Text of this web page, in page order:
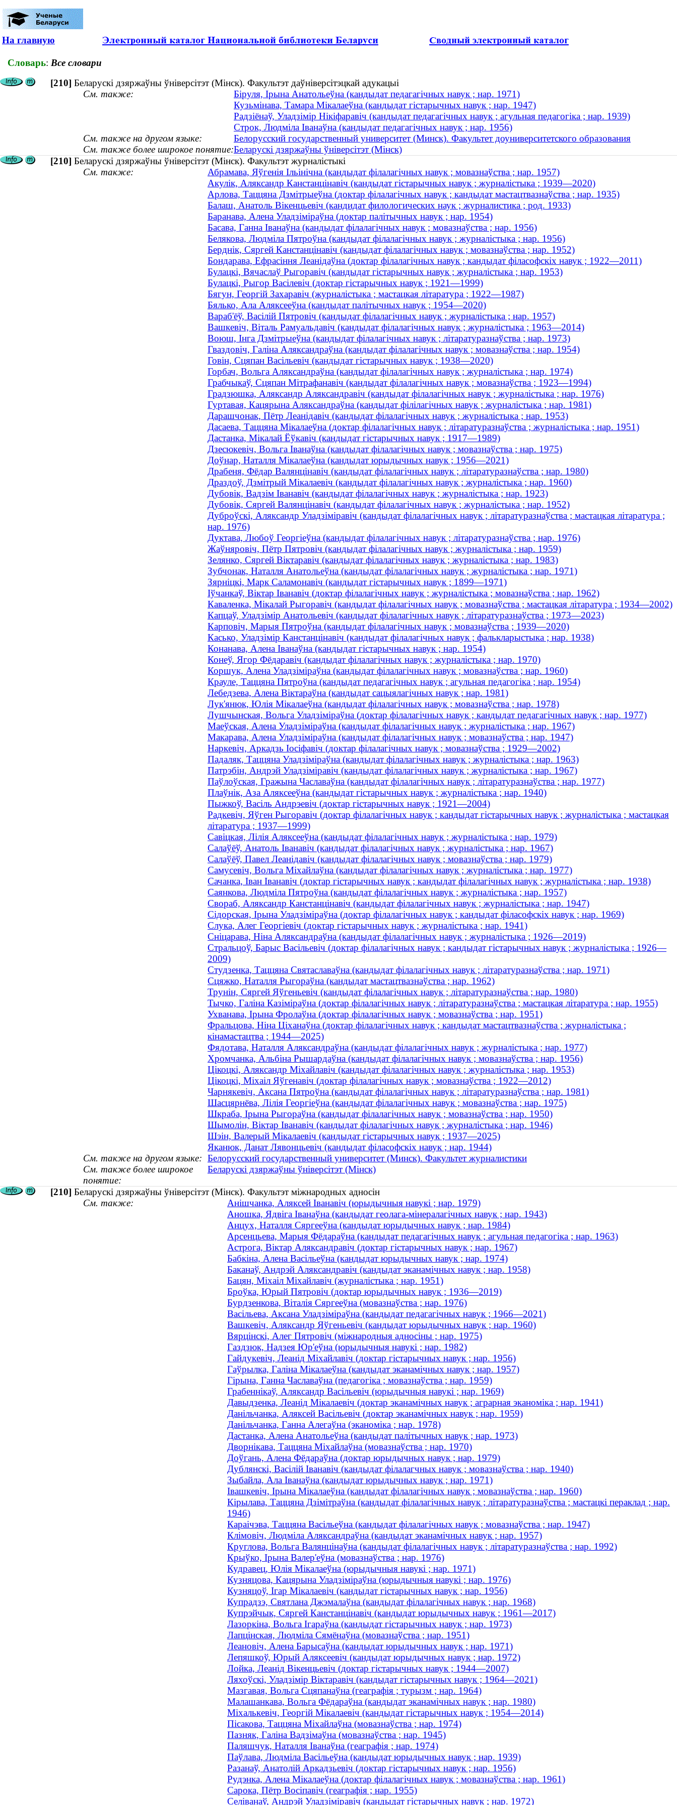
На главную
Словарь: Все словари
[210] Беларускі дзяржаўны ўніверсітэт (Мінск). Факультэт даўніверсітэцкай адукацыі
См. также:
Біруля, Ірына Анатольеўна (кандыдат педагагічных навук ; нар. 1971)
Кузьмінава, Тамара Мікалаеўна (кандыдат гістарычных навук ; нар. 1947)
Радзіёнаў, Уладзімір Нікіфаравіч (кандыдат педагагічных навук ; агульная педагогіка ; нар. 1939)
Строк, Людміла Іванаўна (кандыдат педагагічных навук ; нар. 1956)
См. также на другом языке:
Белорусский государственный университет (Минск). Факультет доуниверситетского образования
См. также более широкое понятие:Беларускі дзяржаўны ўніверсітэт (Мінск)
[210] Беларускі дзяржаўны ўніверсітэт (Мінск). Факультэт журналістыкі
См. также:
Абрамава, Яўгенія Ільінічна (кандыдат філалагічных навук ; мовазнаўства ; нар. 1957)
Акулік, Аляксандр Канстанцінавіч (кандыдат гістарычных навук ; журналістыка ; 1939—2020)
Арлова, Таццяна Дзмітрыеўна (доктар філалагічных навук ; кандыдат мастацтвазнаўства ; нар. 1935)
Балаш, Анатоль Вікенцьевіч (кандидат филологических наук ; журналистика ; род. 1933)
Баранава, Алена Уладзіміраўна (доктар палітычных навук ; нар. 1954)
Басава, Ганна Іванаўна (кандыдат філалагічных навук ; мовазнаўства ; нар. 1956)
Белякова, Людміла Пятроўна (кандыдат філалагічных навук ; журналістыка ; нар. 1956)
Берднік, Сяргей Канстанцінавіч (кандыдат філалагічных навук ; мовазнаўства ; нар. 1952)
Бондарава, Ефрасіння Леанідаўна (доктар філалагічных навук ; кандыдат філасофскіх навук ; 1922—2011)
Булацкі, Вячаслаў Рыгоравіч (кандыдат гістарычных навук ; журналістыка ; нар. 1953)
Булацкі, Рыгор Васілевіч (доктар гістарычных навук ; 1921—1999)
Бягун, Георгій Захаравіч (журналістыка ; мастацкая літаратура ; 1922—1987)
Бялько, Ала Аляксееўна (кандыдат палітычных навук ; 1954—2020)
Вараб'ёў, Васілій Пятровіч (кандыдат філалагічных навук ; журналістыка ; нар. 1957)
Вашкевіч, Віталь Рамуальдавіч (кандыдат філалагічных навук ; журналістыка ; 1963—2014)
Воюш, Інга Дзмітрыеўна (кандыдат філалагічных навук ; літаратуразнаўства ; нар. 1973)
Гваздовіч, Галіна Аляксандраўна (кандыдат філалагічных навук ; мовазнаўства ; нар. 1954)
Говін, Сцяпан Васільевіч (кандыдат гістарычных навук ; 1938—2020)
Горбач, Вольга Аляксандраўна (кандыдат філалагічных навук ; журналістыка ; нар. 1974)
Грабчыкаў, Сцяпан Мітрафанавіч (кандыдат філалагічных навук ; мовазнаўства ; 1923—1994)
Градзюшка, Аляксандр Аляксандравіч (кандыдат філалагічных навук ; журналістыка ; нар. 1976)
Гуртавая, Кацярына Аляксандраўна (кандыдат філілагічных навук ; журналістыка ; нар. 1981)
Дарашчонак, Пётр Леанідавіч (кандыдат філалагічных навук ; журналістыка ; нар. 1953)
Дасаева, Таццяна Мікалаеўна (доктар філалагічных навук ; літаратуразнаўства ; журналістыка ; нар. 1951)
Дастанка, Мікалай Ёўкавіч (кандыдат гістарычных навук ; 1917—1989)
Дзесюкевіч, Вольга Іванаўна (кандыдат філалагічных навук ; мовазнаўства ; нар. 1975)
Доўнар, Наталля Мікалаеўна (кандыдат юрыдычных навук ; 1956—2021)
Драбеня, Фёдар Валянцінавіч (кандыдат філалагічных навук ; літаратуразнаўства ; нар. 1980)
Драздоў, Дзмітрый Мікалаевіч (кандыдат філалагічных навук ; журналістыка ; нар. 1960)
Дубовік, Вадзім Іванавіч (кандыдат філалагічных навук ; журналістыка ; нар. 1923)
Дубовік, Сяргей Валянцінавіч (кандыдат філалагічных навук ; журналістыка ; нар. 1952)
Дуброўскі, Аляксандр Уладзіміравіч (кандыдат філалагічных навук ; літаратуразнаўства ; мастацкая літаратура ;
нар. 1976)
Дуктава, Любоў Георгіеўна (кандыдат філалагічных навук ; літаратуразнаўства ; нар. 1976)
Жаўняровіч, Пётр Пятровіч (кандыдат філалагічных навук ; журналістыка ; нар. 1959)
Зелянко, Сяргей Віктаравіч (кандыдат філалагічных навук ; журналістыка ; нар. 1983)
Зубчонак, Наталля Анатольеўна (кандыдат філалагічных навук ; журналістыка ; нар. 1971)
Зярніцкі, Марк Саламонавіч (кандыдат гістарычных навук ; 1899—1971)
Іўчанкаў, Віктар Іванавіч (доктар філалагічных навук ; журналістыка ; мовазнаўства ; нар. 1962)
Каваленка, Мікалай Рыгоравіч (кандыдат філалагічных навук ; мовазнаўства ; мастацкая літаратура ; 1934—2002)
Капцаў, Уладзімір Анатольевіч (кандыдат філалагічных навук ; літаратуразнаўства ; 1973—2023)
Карповіч, Марыя Пятроўна (кандыдат філалагічных навук ; мовазнаўства ; 1939—2020)
Касько, Уладзімір Канстанцінавіч (кандыдат філалагічных навук ; фалькларыстыка ; нар. 1938)
Конанава, Алена Іванаўна (кандыдат гістарычных навук ; нар. 1954)
Конеў, Ягор Фёдаравіч (кандыдат філалагічных навук ; журналістыка ; нар. 1970)
Коршук, Алена Уладзіміраўна (кандыдат філалагічных навук ; мовазнаўства ; нар. 1960)
Крауле, Таццяна Пятроўна (кандыдат педагагічных навук ; агульная педагогіка ; нар. 1954)
Лебедзева, Алена Віктараўна (кандыдат сацыялагічных навук ; нар. 1981)
Лук'янюк, Юлія Мікалаеўна (кандыдат філалагічных навук ; мовазнаўства ; нар. 1978)
Лушчынская, Вольга Уладзіміраўна (доктар філалагічных навук ; кандыдат педагагічных навук ; нар. 1977)
Маеўская, Алена Уладзіміраўна (кандыдат філалагічных навук ; журналістыка ; нар. 1967)
Макарава, Алена Уладзіміраўна (кандыдат філалагічных навук ; мовазнаўства ; нар. 1947)
Наркевіч, Аркадзь Іосіфавіч (доктар філалагічных навук ; мовазнаўства ; 1929—2002)
Падаляк, Таццяна Уладзіміраўна (кандыдат філалагічных навук ; журналістыка ; нар. 1963)
Патрэбін, Андрэй Уладзіміравіч (кандыдат філалагічных навук ; журналістыка ; нар. 1967)
Паўлоўская, Гражына Чаславаўна (кандыдат філалагічных навук ; літаратуразнаўства ; нар. 1977)
Плаўнік, Аза Аляксееўна (кандыдат гістарычных навук ; журналістыка ; нар. 1940)
Пыжкоў, Васіль Андрэевіч (доктар гістарычных навук ; 1921—2004)
Радкевіч, Яўген Рыгоравіч (доктар філалагічных навук ; кандыдат гістарычных навук ; журналістыка ; мастацкая
літаратура ; 1937—1999)
Савіцкая, Лілія Аляксееўна (кандыдат філалагічных навук ; журналістыка ; нар. 1979)
Салаўёў, Анатоль Іванавіч (кандыдат філалагічных навук ; журналістыка ; нар. 1967)
Салаўёў, Павел Леанідавіч (кандыдат філалагічных навук ; мовазнаўства ; нар. 1979)
Самусевіч, Вольга Міхайлаўна (кандыдат філалагічных навук ; журналістыка ; нар. 1977)
Сачанка, Іван Іванавіч (доктар гістарычных навук ; кандыдат філалагічных навук ; журналістыка ; нар. 1938)
Саянкова, Людміла Пятроўна (кандыдат філалагічных навук ; журналістыка ; нар. 1957)
Свораб, Аляксандр Канстанцінавіч (кандыдат філалагічных навук ; журналістыка ; нар. 1947)
Сідорская, Ірына Уладзіміраўна (доктар філалагічных навук ; кандыдат філасофскіх навук ; нар. 1969)
Слука, Алег Георгіевіч (доктар гістарычных навук ; журналістыка ; нар. 1941)
Сніцарава, Ніна Аляксандраўна (кандыдат філалагічных навук ; журналістыка ; 1926—2019)
Стральцоў, Барыс Васільевіч (доктар філалагічных навук ; кандыдат гістарычных навук ; журналістыка ; 1926—
2009)
Студзенка, Таццяна Святаславаўна (кандыдат філалагічных навук ; літаратуразнаўства ; нар. 1971)
Сцяжко, Наталля Рыгораўна (кандыдат мастацтвазнаўства ; нар. 1962)
Трунін, Сяргей Яўгеньевіч (кандыдат філалагічных навук ; літаратуразнаўства ; нар. 1980)
Тычко, Галіна Казіміраўна (доктар філалагічных навук ; літаратуразнаўства ; мастацкая літаратура ; нар. 1955)
Ухванава, Ірына Фролаўна (доктар філалагічных навук ; мовазнаўства ; нар. 1951)
Фральцова, Ніна Ціханаўна (доктар філалагічных навук ; кандыдат мастацтвазнаўства ; журналістыка ;
кінамастацтва ; 1944—2025)
Фядотава, Наталля Аляксандраўна (кандыдат філалагічных навук ; журналістыка ; нар. 1977)
Хромчанка, Альбіна Рышардаўна (кандыдат філалагічных навук ; мовазнаўства ; нар. 1956)
Цікоцкі, Аляксандр Міхайлавіч (кандыдат філалагічных навук ; журналістыка ; нар. 1953)
Цікоцкі, Міхаіл Яўгенавіч (доктар філалагічных навук ; мовазнаўства ; 1922—2012)
Чарнякевіч, Аксана Пятроўна (кандыдат філалагічных навук ; літаратуразнаўства ; нар. 1981)
Шасцярнёва, Лілія Георгіеўна (кандыдат філалагічных навук ; мовазнаўства ; нар. 1975)
Шкраба, Ірына Рыгораўна (кандыдат філалагічных навук ; мовазнаўства ; нар. 1950)
Шымолін, Віктар Іванавіч (кандыдат філалагічных навук ; журналістыка ; нар. 1946)
Шэін, Валерый Мікалаевіч (кандыдат гістарычных навук ; 1937—2025)
Яканюк, Данат Лявонцьевіч (кандыдат філасофскіх навук ; нар. 1944)
См. также на другом языке: Белорусский государственный университет (Минск). Факультет журналистики
См. также более широкое
понятие:
Беларускі дзяржаўны ўніверсітэт (Мінск)
[210] Беларускі дзяржаўны ўніверсітэт (Мінск). Факультэт міжнародных адносін
См. также:
Анiшчанка, Аляксей Iванавiч (юрыдычныя навукі ; нар. 1979)
Аношка, Ядвiга Іванаўна (кандыдат геолага-мінералагічных навук ; нар. 1943)
Анцух, Наталля Сяргееўна (кандыдат юрыдычных навук ; нар. 1984)
Арсенцьева, Марыя Фёдараўна (кандыдат педагагічных навук ; агульная педагогіка ; нар. 1963)
Астрога, Віктар Аляксандравіч (доктар гістарычных навук ; нар. 1967)
Бабкiна, Алена Васiльеўна (кандыдат юрыдычных навук ; нар. 1974)
Баканаў, Андрэй Аляксандравіч (кандыдат эканамічных навук ; нар. 1958)
Бацян, Міхаіл Міхайлавіч (журналістыка ; нар. 1951)
Броўка, Юрый Пятровіч (доктар юрыдычных навук ; 1936—2019)
Бурдзенкова, Віталія Сяргееўна (мовазнаўства ; нар. 1976)
Васільева, Аксана Уладзіміраўна (кандыдат педагагічных навук ; 1966—2021)
Вашкевіч, Аляксандр Яўгеньевіч (кандыдат юрыдычных навук ; нар. 1960)
Вярцінскі, Алег Пятровіч (міжнародныя адносіны ; нар. 1975)
Газдзюк, Надзея Юр'еўна (юрыдычныя навукі ; нар. 1982)
Гайдукевіч, Леанід Міхайлавіч (доктар гістарычных навук ; нар. 1956)
Гаўрылка, Галіна Мікалаеўна (кандыдат эканамічных навук ; нар. 1957)
Гірына, Ганна Чаславаўна (педагогіка ; мовазнаўства ; нар. 1959)
Грабеннікаў, Аляксандр Васільевіч (юрыдычныя навукі ; нар. 1969)
Давыдзенка, Леанід Мікалаевіч (доктар эканамічных навук ; аграрная эканоміка ; нар. 1941)
Данільчанка, Аляксей Васiльевiч (доктар эканамічных навук ; нар. 1959)
Данільчанка, Ганна Алегаўна (эканоміка ; нар. 1978)
Дастанка, Алена Анатольеўна (кандыдат палітычных навук ; нар. 1973)
Дворнiкава, Таццяна Мiхайлаўна (мовазнаўства ; нар. 1970)
Доўгань, Алена Фёдараўна (доктар юрыдычных навук ; нар. 1979)
Дублянскі, Васілій Іванавіч (кандыдат філалагчных навук ; мовазнаўства ; нар. 1940)
Зыбайла, Ала Iванаўна (кандыдат юрыдычных навук ; нар. 1971)
Івашкевіч, Ірына Мікалаеўна (кандыдат філалагічных навук ; мовазнаўства ; нар. 1960)
Кiрылава, Таццяна Дзiмiтраўна (кандыдат філалагічных навук ; літаратуразнаўства ; мастацкі пераклад ; нар.
1946)
Караiчэва, Таццяна Васiльеўна (кандыдат філалагічных навук ; мовазнаўства ; нар. 1947)
Клімовіч, Людміла Аляксандраўна (кандыдат эканамічных навук ; нар. 1957)
Круглова, Вольга Валянцінаўна (кандыдат філалагічных навук ; літаратуразнаўства ; нар. 1992)
Крыўко, Iрына Валер'еўна (мовазнаўства ; нар. 1976)
Кудравец, Юлiя Мiкалаеўна (юрыдычныя навукі ; нар. 1971)
Кузняцова, Кацярына Уладзiмiраўна (юрыдычныя навукі ; нар. 1976)
Кузняцоў, Ігар Мікалаевіч (кандыдат гістарычных навук ; нар. 1956)
Купрадзэ, Святлана Джэмалаўна (кандыдат філалагічных навук ; нар. 1968)
Купрэйчык, Сяргей Канстанцінавіч (кандыдат юрыдычных навук ; 1961—2017)
Лазоркіна, Вольга Ігараўна (кандыдат гістарычных навук ; нар. 1973)
Лапцiнская, Людмiла Сямёнаўна (мовазнаўства ; нар. 1951)
Леановiч, Алена Барысаўна (кандыдат юрыдычных навук ; нар. 1971)
Лепяшкоў, Юрый Аляксеевiч (кандыдат юрыдычных навук ; нар. 1972)
Лойка, Леанід Вікенцьевіч (доктар гістарычных навук ; 1944—2007)
Ляхоўскі, Уладзімір Віктаравіч (кандыдат гістарычных навук ; 1964—2021)
Мазгавая, Вольга Сцяпанаўна (геаграфія ; турызм ; нар. 1964)
Малашанкава, Вольга Фёдараўна (кандыдат эканамічных навук ; нар. 1980)
Міхалькевіч, Георгій Мікалаевіч (кандыдат гістарычных навук ; 1954—2014)
Пiсакова, Таццяна Мiхайлаўна (мовазнаўства ; нар. 1974)
Пазняк, Галiна Вадзiмаўна (мовазнаўства ; нар. 1945)
Паляшчук, Наталля Іванаўна (геаграфія ; нар. 1974)
Паўлава, Людміла Васільеўна (кандыдат юрыдычных навук ; нар. 1939)
Разанаў, Анатолій Аркадзьевіч (доктар гістарычных навук ; нар. 1956)
Рудэнка, Алена Мікалаеўна (доктар філалагічных навук ; мовазнаўства ; нар. 1961)
Сарока, Пётр Восіпавіч (геаграфія ; нар. 1955)
Селіванаў, Андрэй Уладзіміравіч (кандыдат гістарычных навук ; нар. 1972)